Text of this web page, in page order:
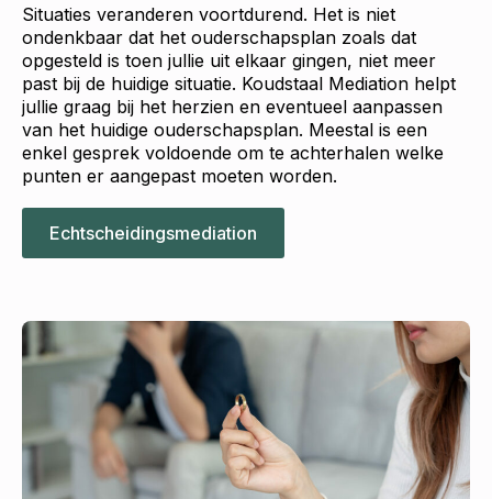
Situaties veranderen voortdurend. Het is niet
ondenkbaar dat het ouderschapsplan zoals dat
opgesteld is toen jullie uit elkaar gingen, niet meer
past bij de huidige situatie. Koudstaal Mediation helpt
jullie graag bij het herzien en eventueel aanpassen
van het huidige ouderschapsplan. Meestal is een
enkel gesprek voldoende om te achterhalen welke
punten er aangepast moeten worden.
Echtscheidingsmediation